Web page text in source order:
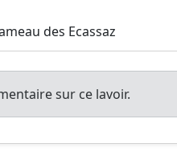
des Ecassaz
sur ce lavoir.